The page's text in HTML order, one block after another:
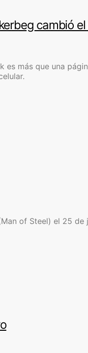
cambió
es más que una
of Steel) el 25